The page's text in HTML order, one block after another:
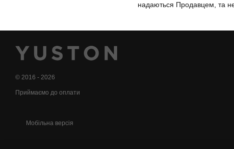
надаються Продавцем, та
© 2016 - 2026
Приймаємо до оплати
Мобільна версія